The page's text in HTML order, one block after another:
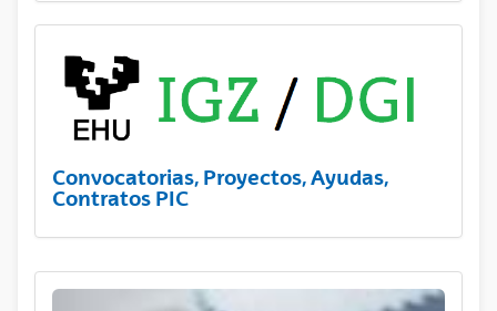
Convocatorias, Proyectos, Ayudas,
Contratos PIC